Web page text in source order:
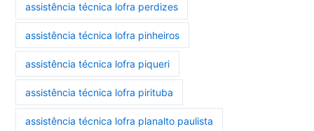
assistência técnica lofra perdizes
assistência técnica lofra pinheiros
assistência técnica lofra piqueri
assistência técnica lofra pirituba
assistência técnica lofra planalto paulista